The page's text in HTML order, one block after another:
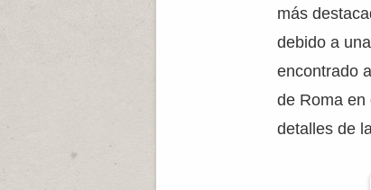
más
debido a
encontrado
de Roma en
detalles de